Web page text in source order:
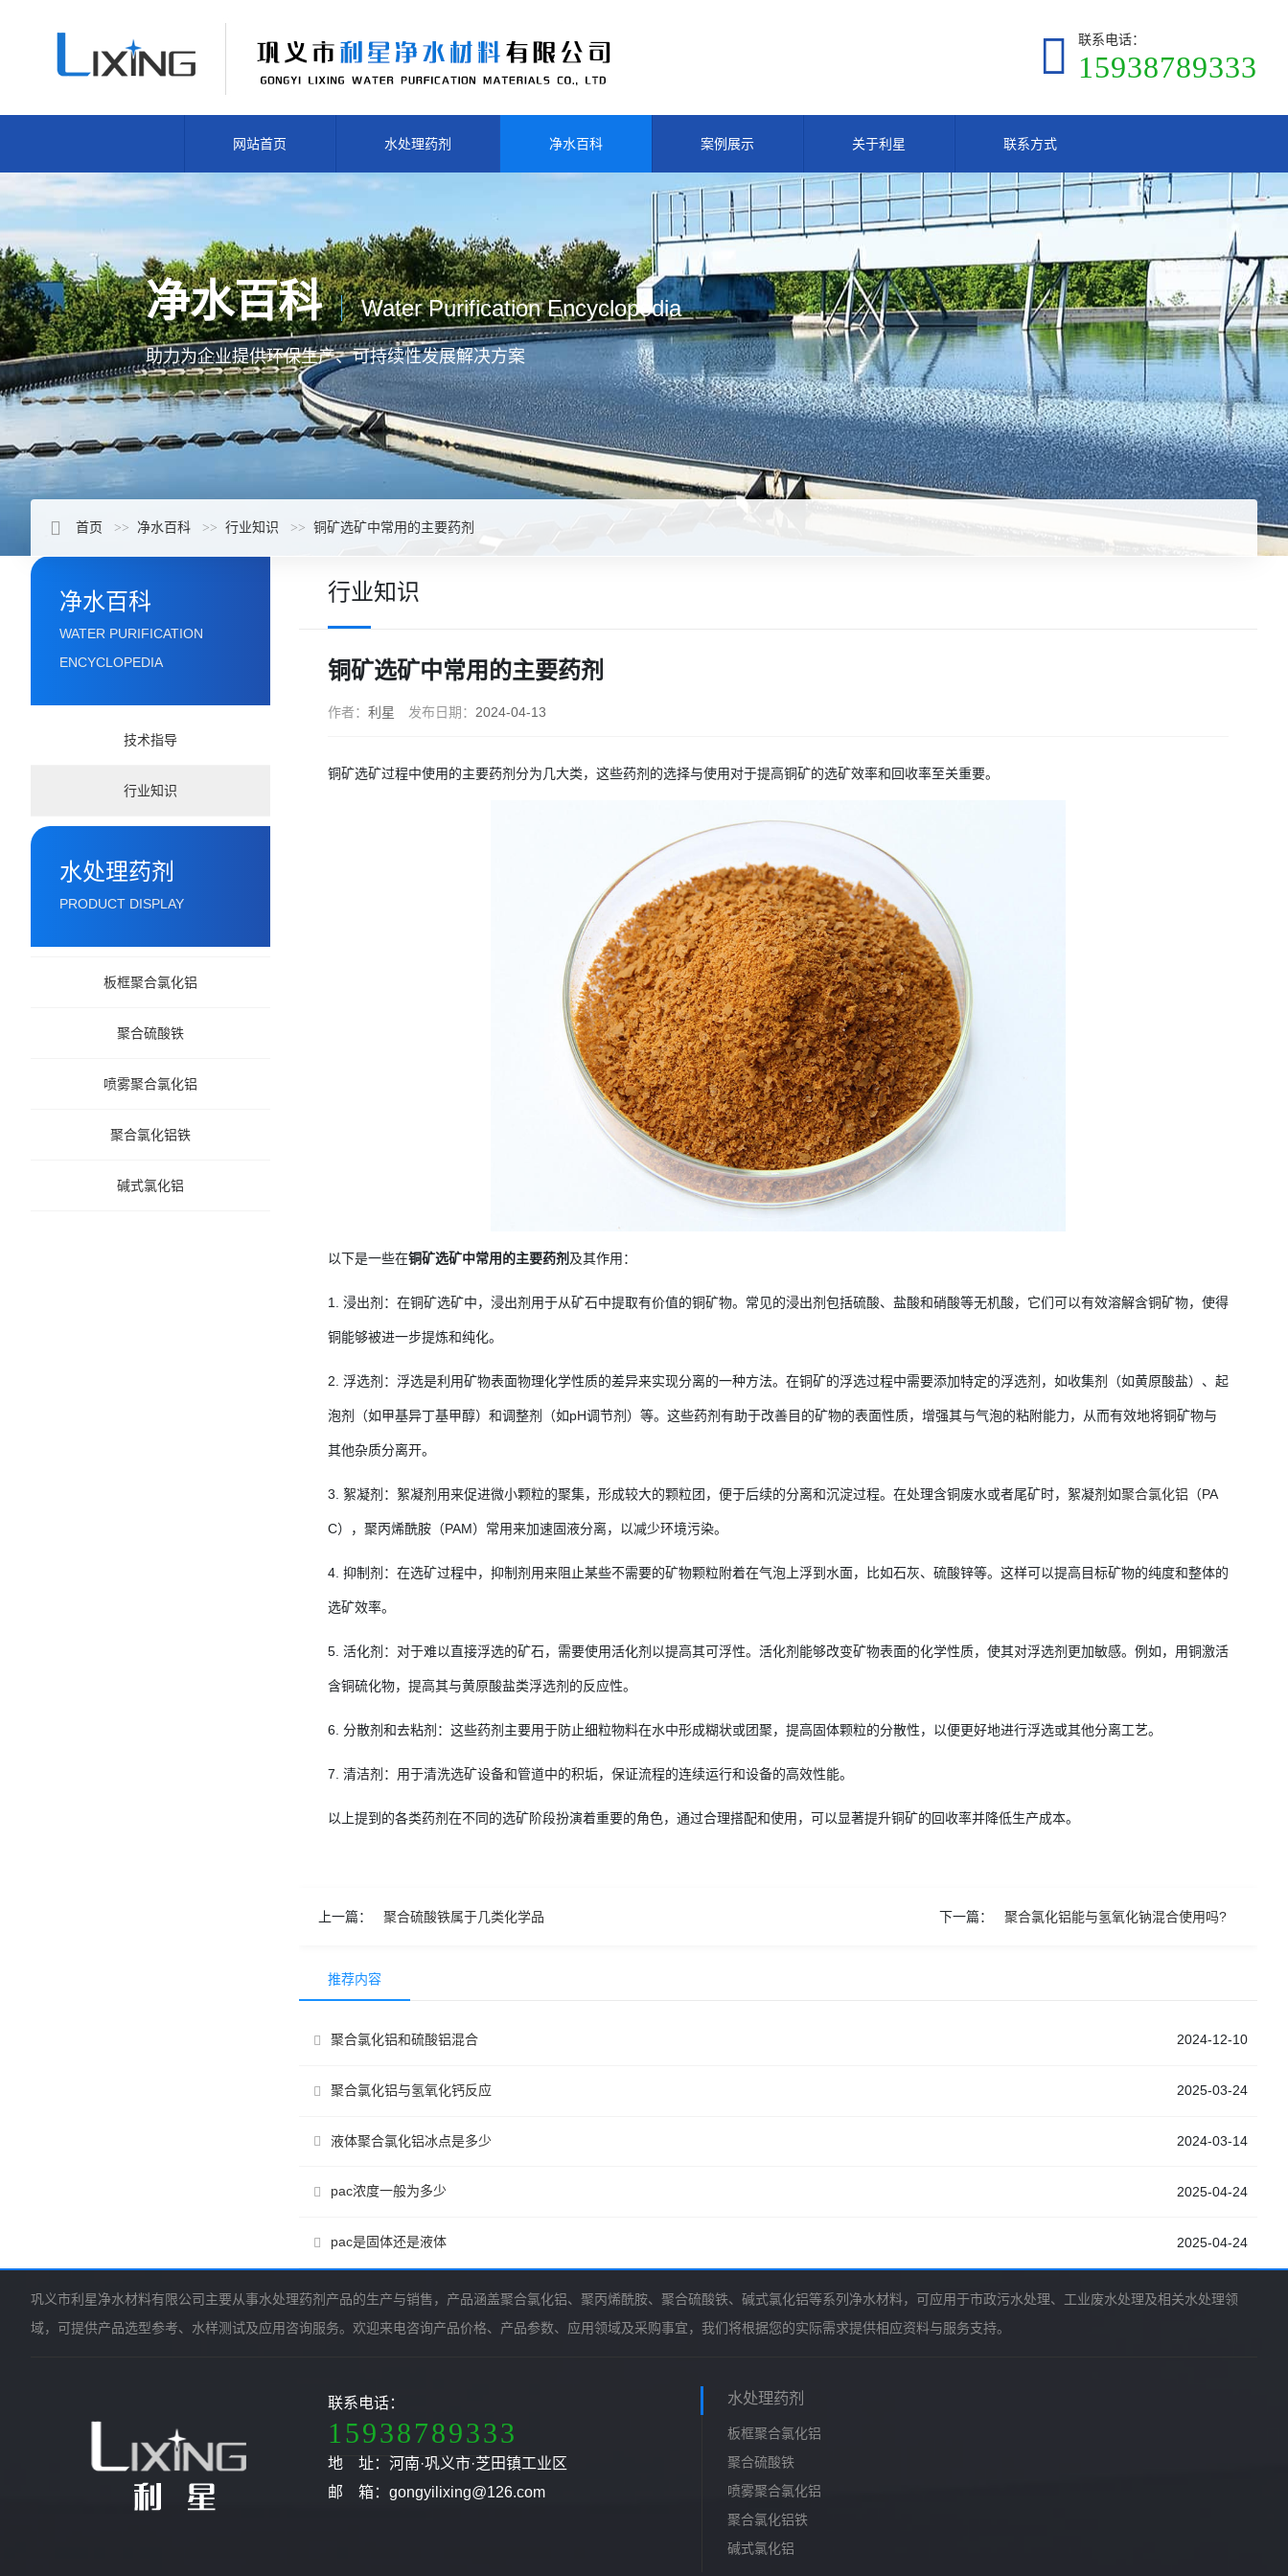
联系电话：
15938789333
网站首页 水处理药剂 净水百科 案例展示 关于利星 联系方式
净水百科 Water Purification Encyclopedia
助力为企业提供环保生产、可持续性发展解决方案
首页 净水百科 行业知识 铜矿选矿中常用的主要药剂
净水百科
WATER PURIFICATION
ENCYCLOPEDIA
技术指导
行业知识
水处理药剂
PRODUCT DISPLAY
板框聚合氯化铝
聚合硫酸铁
喷雾聚合氯化铝
聚合氯化铝铁
碱式氯化铝
行业知识
铜矿选矿中常用的主要药剂
作者： 利星 发布日期： 2024-04-13
铜矿选矿过程中使用的主要药剂分为几大类，这些药剂的选择与使用对于提高铜矿的选矿效率和回收率至关重要。
以下是一些在铜矿选矿中常用的主要药剂 及其作用：
1. 浸出剂：在铜矿选矿中，浸出剂用于从矿石中提取有价值的铜矿物。常见的浸出剂包括硫酸、盐酸和硝酸等无机酸，它们可以有效溶解含铜矿物，使得
铜能够被进一步提炼和纯化。
2. 浮选剂：浮选是利用矿物表面物理化学性质的差异来实现分离的一种方法。在铜矿的浮选过程中需要添加特定的浮选剂，如收集剂（如黄原酸盐）、起
泡剂（如甲基异丁基甲醇）和调整剂（如pH调节剂）等。这些药剂有助于改善目的矿物的表面性质，增强其与气泡的粘附能力，从而有效地将铜矿物与
其他杂质分离开。
3. 絮凝剂：絮凝剂用来促进微小颗粒的聚集，形成较大的颗粒团，便于后续的分离和沉淀过程。在处理含铜废水或者尾矿时，絮凝剂如聚合氯化铝 （PA
C），聚丙烯酰胺（PAM）常用来加速固液分离，以减少环境污染。
4. 抑制剂：在选矿过程中，抑制剂用来阻止某些不需要的矿物颗粒附着在气泡上浮到水面，比如石灰、硫酸锌等。这样可以提高目标矿物的纯度和整体的
选矿效率。
5. 活化剂：对于难以直接浮选的矿石，需要使用活化剂以提高其可浮性。活化剂能够改变矿物表面的化学性质，使其对浮选剂更加敏感。例如，用铜激活
含铜硫化物，提高其与黄原酸盐类浮选剂的反应性。
6. 分散剂和去粘剂：这些药剂主要用于防止细粒物料在水中形成糊状或团聚，提高固体颗粒的分散性，以便更好地进行浮选或其他分离工艺。
7. 清洁剂：用于清洗选矿设备和管道中的积垢，保证流程的连续运行和设备的高效性能。
以上提到的各类药剂在不同的选矿阶段扮演着重要的角色，通过合理搭配和使用，可以显著提升铜矿的回收率并降低生产成本。
上一篇： 聚合硫酸铁属于几类化学品 下一篇： 聚合氯化铝能与氢氧化钠混合使用吗?
推荐内容
聚合氯化铝和硫酸铝混合 2024-12-10
聚合氯化铝与氢氧化钙反应 2025-03-24
液体聚合氯化铝冰点是多少 2024-03-14
pac浓度一般为多少 2025-04-24
pac是固体还是液体 2025-04-24
巩义市利星净水材料有限公司主要从事水处理药剂产品的生产与销售，产品涵盖聚合氯化铝、聚丙烯酰胺、聚合硫酸铁、碱式氯化铝等系列净水材料，可应用于市政污水处理、工业废水处理及相关水处理领
域，可提供产品选型参考、水样测试及应用咨询服务。欢迎来电咨询产品价格、产品参数、应用领域及采购事宜，我们将根据您的实际需求提供相应资料与服务支持。
联系电话：
15938789333
地 址：河南·巩义市·芝田镇工业区
邮 箱：gongyilixing@126.com
水处理药剂
板框聚合氯化铝
聚合硫酸铁
喷雾聚合氯化铝
聚合氯化铝铁
碱式氯化铝